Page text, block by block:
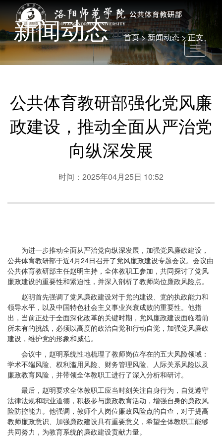
Toggle
新闻动态 首页>新闻动态> 正文
公共体育教研部强化党风廉
政建设，推动全面从严治党
向纵深发展
时间：2025年04月25日 10:52
为进一步推动全面从严治党向纵深发展，加强党风廉政建设，
公共体育教研部于近4月24日召开了党风廉政建设专题会议。会议由
公共体育教研部主任赵明主持，全体教职工参加，共同探讨了党风
廉政建设的重要性和紧迫性，并深入剖析了教师岗位廉政风险点。
赵明首先强调了党风廉政建设对于党的建设、党的执政能力和
领导水平，以及中国特色社会主义事业兴衰成败的重要性。他指
出，当前正处于全面深化改革的关键时期，党风廉政建设面临着前
所未有的挑战，必须以高度的政治自觉和行动自觉，加强党风廉政
建设，维护党的形象和威信。
会议中，赵明系统性地梳理了教师岗位存在的五大风险领域：
学术不端风险、权利滥用风险、财务管理风险、人际关系风险以及
廉政教育风险，并带领全体教职工进行了深入分析和研讨。
最后，赵明要求全体教职工应当时刻关注自身行为，自觉遵守
法律法规和职业道德，积极参与廉政教育活动，增强自身的廉政风
险防控能力。他强调，教师个人岗位廉政风险点的自查，对于提高
教师廉政意识、加强廉政建设具有重要意义，希望全体教职工能够
共同努力，为教育系统的廉政建设贡献力量。